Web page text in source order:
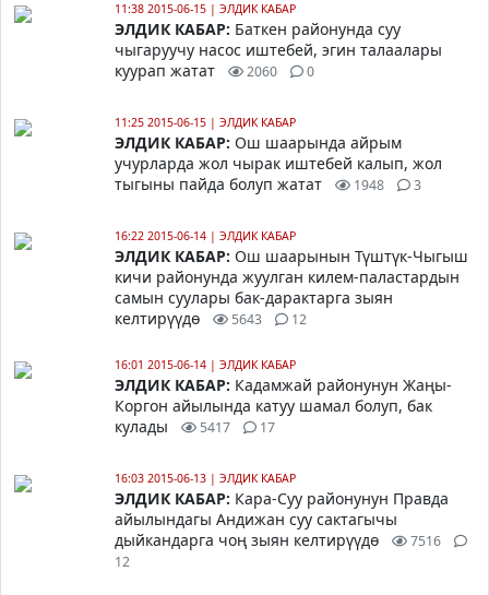
11:38 2015-06-15 | ЭЛДИК КАБАР
ЭЛДИК КАБАР: Баткен районунда суу
чыгаруучу насос иштебей, эгин талаалары
куурап жатат
2060 0
11:25 2015-06-15 | ЭЛДИК КАБАР
ЭЛДИК КАБАР: Ош шаарында айрым
учурларда жол чырак иштебей калып, жол
тыгыны пайда болуп жатат
1948 3
16:22 2015-06-14 | ЭЛДИК КАБАР
ЭЛДИК КАБАР: Ош шаарынын Түштүк-Чыгыш
кичи районунда жуулган килем-паластардын
самын суулары бак-дарактарга зыян
келтирүүдө
5643 12
16:01 2015-06-14 | ЭЛДИК КАБАР
ЭЛДИК КАБАР: Кадамжай районунун Жаңы-
Коргон айылында катуу шамал болуп, бак
кулады
5417 17
16:03 2015-06-13 | ЭЛДИК КАБАР
ЭЛДИК КАБАР: Кара-Суу районунун Правда
айылындагы Андижан суу сактагычы
дыйкандарга чоң зыян келтирүүдө
7516
12